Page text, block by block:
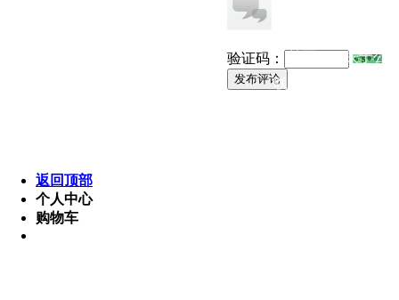
验证码：
发布评论
关于公
联系我们
返回顶部
个人中心
购物车